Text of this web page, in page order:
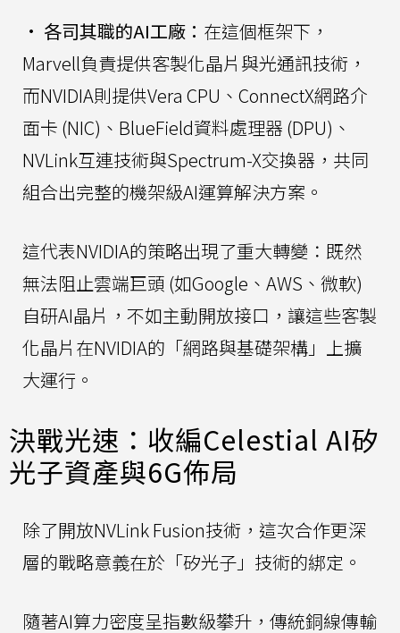
• 各司其職的AI工廠： 在這個框架下，
Marvell負責提供客製化晶片與光通訊技術，
而NVIDIA則提供Vera CPU、ConnectX網路介
面卡 (NIC)、BlueField資料處理器 (DPU)、
NVLink互連技術與Spectrum-X交換器，共同
組合出完整的機架級AI運算解決方案。
這代表NVIDIA的策略出現了重大轉變：既然
無法阻止雲端巨頭 (如Google、AWS、微軟)
自研AI晶片，不如主動開放接口，讓這些客製
化晶片在NVIDIA的「網路與基礎架構」上擴
大運行。
決戰光速：收編Celestial AI矽
光子資產與6G佈局
除了開放NVLink Fusion技術，這次合作更深
層的戰略意義在於「矽光子」技術的綁定。
隨著AI算力密度呈指數級攀升，傳統銅線傳輸